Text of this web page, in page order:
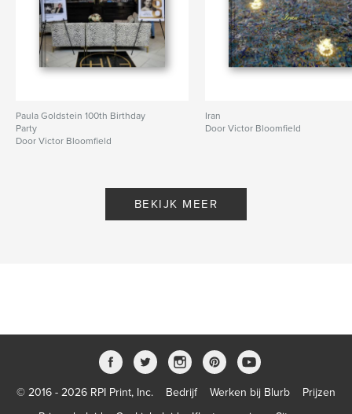
Paula Goldstein 100th Birthday
Party
Door Victor Bloomfield
Iran
Door Victor Bloomfield
BEKIJK MEER
© 2016 - 2026 RPI Print, Inc. Bedrijf Werken bij Blurb
Prijzen